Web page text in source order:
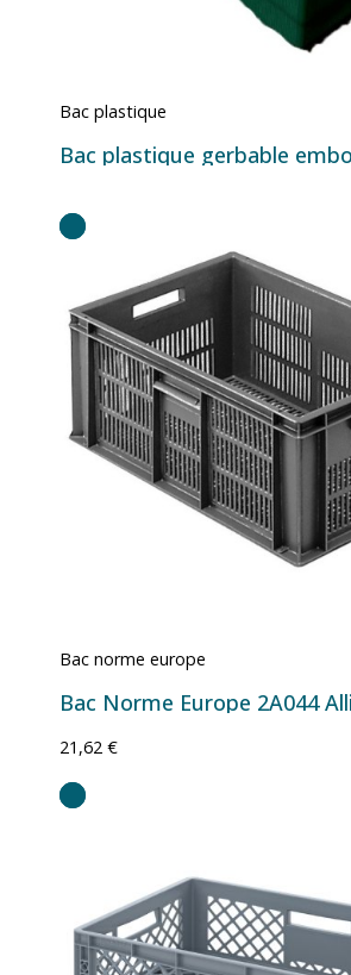
Bac plastique
Bac norme europe
Bac Norme Europe 2A044
21,62 €